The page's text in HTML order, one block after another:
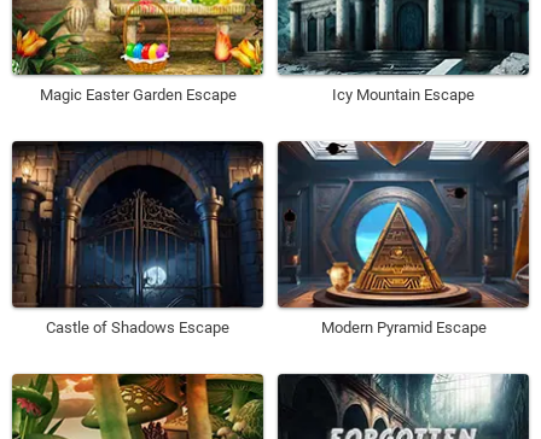
Magic Easter Garden Escape Icy Mountain Escape
Castle of Shadows Escape Modern Pyramid Escape